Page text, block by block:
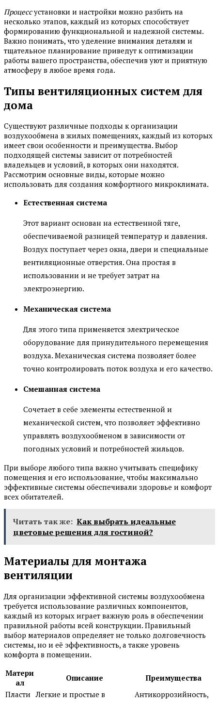
Процессустановки и настройки можно разбить на
несколько этапов, каждый из которых способствует
формированию функциональной и надежной системы.
Важно понимать, что уделение внимания деталям и
тщательное планирование приведут к оптимизации
работы вашего пространства, обеспечив уют и приятную
атмосферу в любое время года.
Типы вентиляционных систем для
дома
Существуют различные подходы к организации
воздухообмена в жилых помещениях, каждый из которых
имеет свои особенности и преимущества. Выбор
подходящей системы зависит от потребностей
владельцев и условий, в которых они находятся.
Рассмотрим основные виды, которые можно
использовать для создания комфортного микроклимата.
Естественная система
Этот вариант основан на естественной тяге,
обеспечиваемой разницей температур и давления.
Воздух поступает через окна, двери и специальные
вентиляционные отверстия. Она простая в
использовании и не требует затрат на
электроэнергию.
Механическая система
Для этого типа применяется электрическое
оборудование для принудительного перемещения
воздуха. Механическая система позволяет более
точно контролировать поток воздуха и его качество.
Смешанная система
Сочетает в себе элементы естественной и
механической систем, что позволяет эффективно
управлять воздухообменом в зависимости от
погодных условий и потребностей жильцов.
При выборе любого типа важно учитывать специфику
помещения и его использование, чтобы максимально
эффективные системы обеспечивали здоровье и комфорт
всех обитателей.
Читать так же: Как выбрать идеальные
цветовые решения для гостиной?
Материалы для монтажа
вентиляции
Для организации эффективной системы воздухообмена
требуется использование различных компонентов,
каждый из которых играет важную роль в обеспечении
правильной работы всей конструкции. Правильный
выбор материалов определяет не только долговечность
системы, но и её эффективность, а также уровень
комфорта в помещении.
Матери
ал
Описание
Преимущества
Пласти Легкие и простые в
Антикоррозийность,